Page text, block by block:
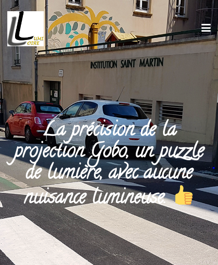
La précision de la
projection Gobo, un puzzle
de lumière, avec aucune
nuisance lumineuse.